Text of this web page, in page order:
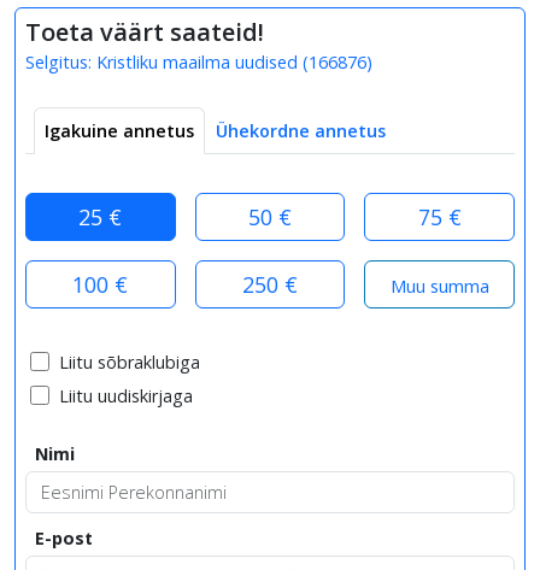
Toeta väärt saateid!
Selgitus: Kristliku maailma uudised (166876)
Igakuine annetus Ühekordne annetus
25 € 50 € 75 €
100 € 250 €
Liitu sõbraklubiga
Liitu uudiskirjaga
Nimi
E-post